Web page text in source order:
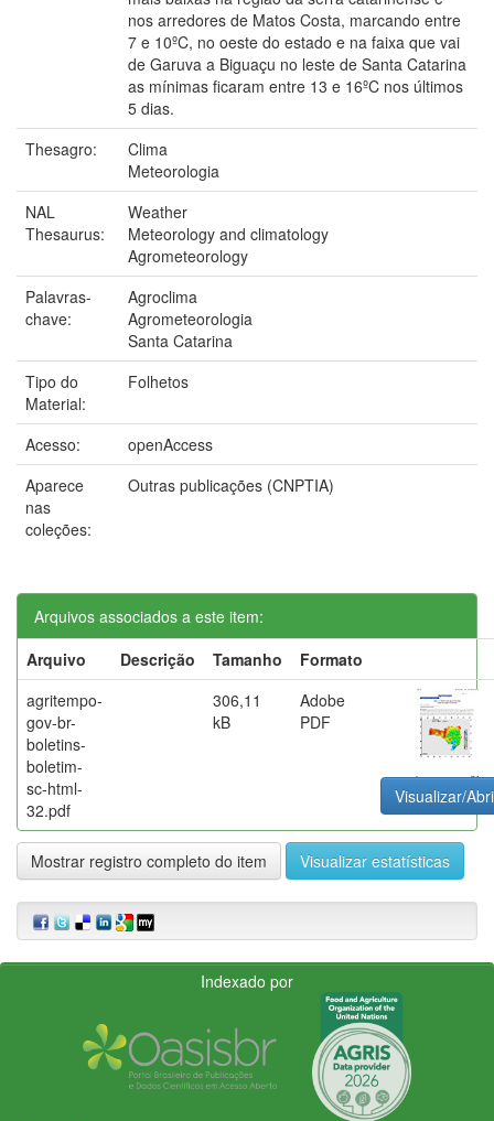
nos arredores de Matos Costa, marcando entre
7 e 10ºC, no oeste do estado e na faixa que vai
de Garuva a Biguaçu no leste de Santa Catarina
as mínimas ficaram entre 13 e 16ºC nos últimos
5 dias.
Thesagro:
Clima
Meteorologia
NAL
Thesaurus:
Weather
Meteorology and climatology
Agrometeorology
Palavras-
chave:
Agroclima
Agrometeorologia
Santa Catarina
Tipo do
Material:
Folhetos
Acesso:
openAccess
Aparece
nas
coleções:
Outras publicações (CNPTIA)
Arquivos associados a este item:
Arquivo
Descrição Tamanho
Formato
agritempo-
gov-br-
boletins-
boletim-
sc-html-
32.pdf
306,11
kB
Adobe
PDF
Visualizar/
Mostrar registro completo do item Visualizar estatísticas
Indexado por